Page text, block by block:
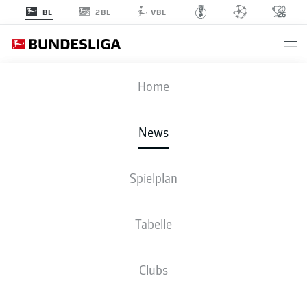
BL 2BL VBL
Home
News
Spielplan
Tabelle
Clubs
- © IMAGO/Michael Weber IMAGEPOWER